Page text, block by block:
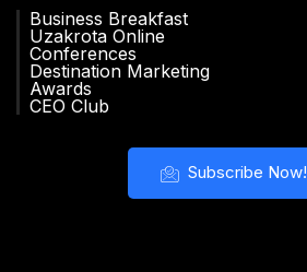
Business Breakfast
Uzakrota Online
Conferences
Destination Marketing
Awards
CEO Club
Subscribe Now!